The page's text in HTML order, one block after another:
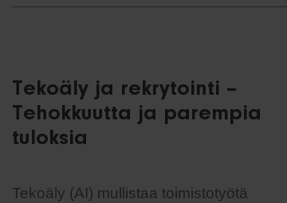
Tekoäly ja rekrytointi –
Tehokkuutta ja parempia
tuloksia
Tekoäly (AI) mullistaa toimistotyötä